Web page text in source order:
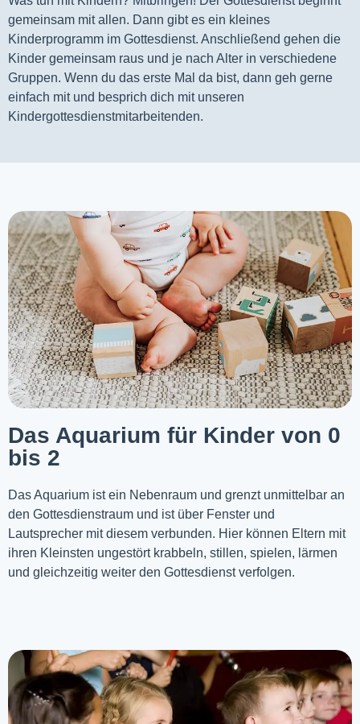
gemeinsam mit allen. Dann gibt es ein kleines
Kinderprogramm im Gottesdienst. Anschließend gehen die
Kinder gemeinsam raus und je nach Alter in verschiedene
Gruppen. Wenn du das erste Mal da bist, dann geh gerne
einfach mit und besprich dich mit unseren
Kindergottesdienstmitarbeitenden.
Das Aquarium für Kinder von 0
bis 2
Das Aquarium ist ein Nebenraum und grenzt unmittelbar an
den Gottesdienstraum und ist über Fenster und
Lautsprecher mit diesem verbunden. Hier können Eltern mit
ihren Kleinsten ungestört krabbeln, stillen, spielen, lärmen
und gleichzeitig weiter den Gottesdienst verfolgen.